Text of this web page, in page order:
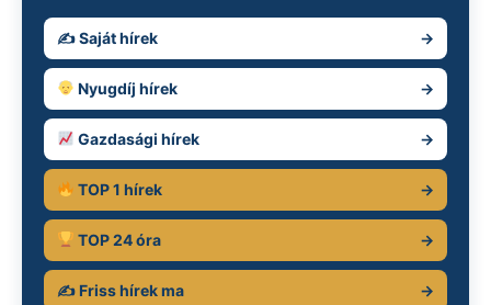
✍️ Saját hírek →
Nyugdíj hírek →
Gazdasági hírek →
TOP 1 hírek →
TOP 24 óra →
✍️ Friss hírek ma →